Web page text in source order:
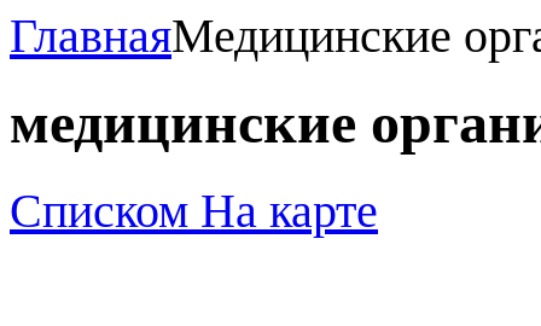
ГлавнаяМедицинские
медицинские
Списком На карте